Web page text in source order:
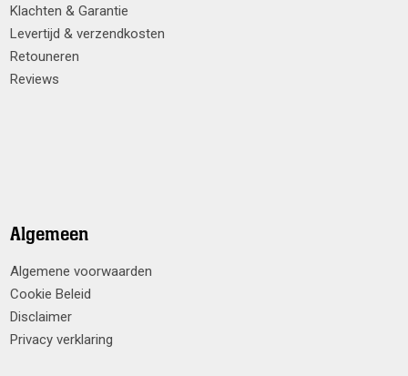
Klachten & Garantie
Levertijd & verzendkosten
Retouneren
Reviews
Algemeen
Algemene voorwaarden
Cookie Beleid
Disclaimer
Privacy verklaring